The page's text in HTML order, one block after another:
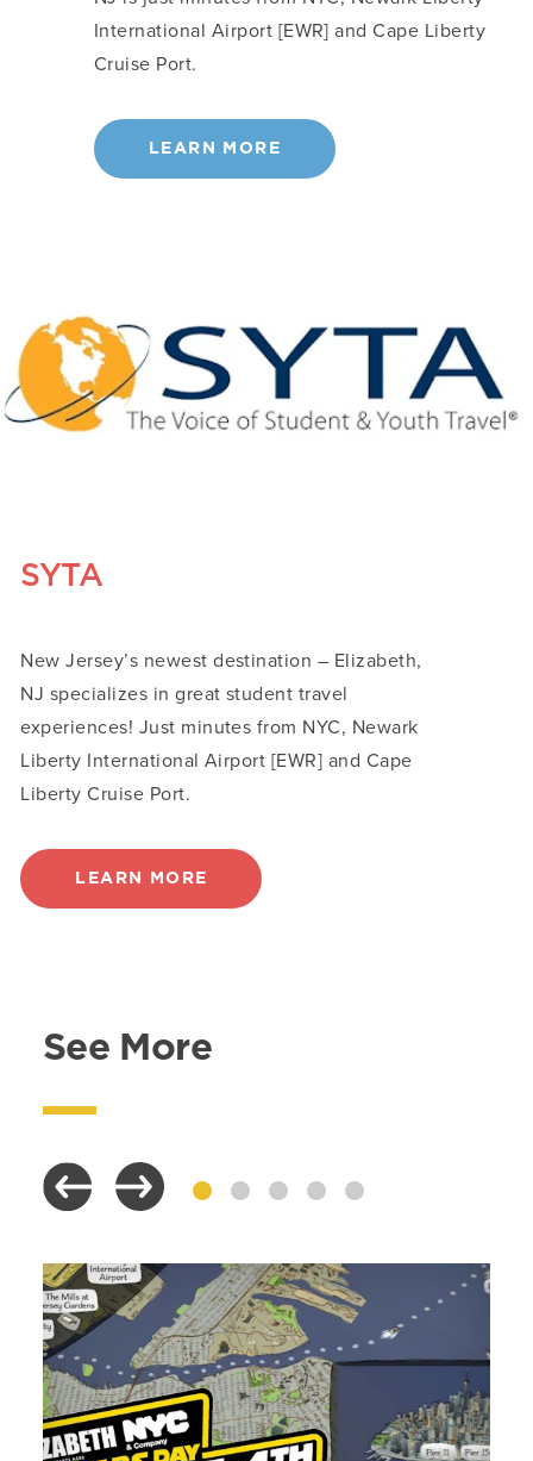
International Airport [EWR] and Cape Liberty
Cruise Port.
LEARN MORE
SYTA
New Jersey’s newest destination – Elizabeth,
NJ specializes in great student travel
experiences! Just minutes from NYC, Newark
Liberty International Airport [EWR] and Cape
Liberty Cruise Port.
LEARN MORE
See More